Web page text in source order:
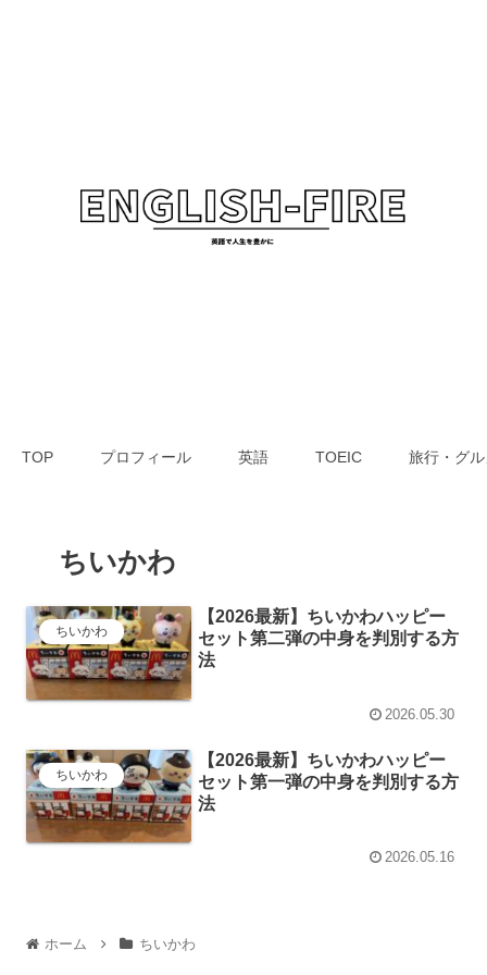
TOP プロフィール 英語 TOEIC 旅行・グ
ちいかわ
ちいかわ
【2026最新】ちいかわハッピー
セット第二弾の中身を判別する方
法
2026.05.30
ちいかわ
【2026最新】ちいかわハッピー
セット第一弾の中身を判別する方
法
2026.05.16
ホーム ちいかわ